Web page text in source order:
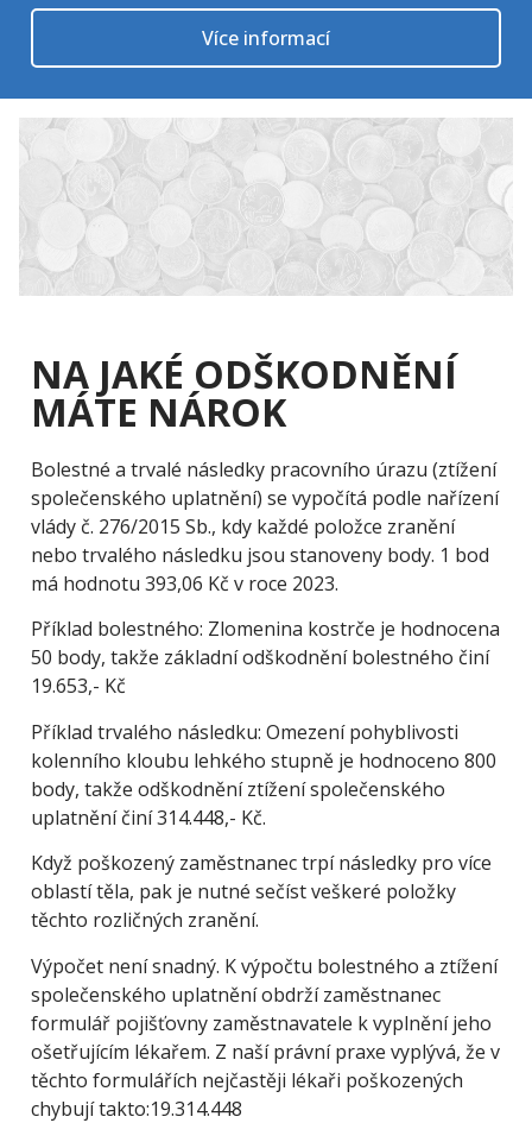
Více informací
NA JAKÉ ODŠKODNĚNÍ
MÁTE NÁROK
Bolestné a trvalé následky pracovního úrazu (ztížení
společenského uplatnění) se vypočítá podle nařízení
vlády č. 276/2015 Sb., kdy každé položce zranění
nebo trvalého následku jsou stanoveny body. 1 bod
má hodnotu 393,06 Kč v roce 2023.
Příklad bolestného: Zlomenina kostrče je hodnocena
50 body, takže základní odškodnění bolestného činí
19.653,- Kč
Příklad trvalého následku: Omezení pohyblivosti
kolenního kloubu lehkého stupně je hodnoceno 800
body, takže odškodnění ztížení společenského
uplatnění činí 314.448,- Kč.
Když poškozený zaměstnanec trpí následky pro více
oblastí těla, pak je nutné sečíst veškeré položky
těchto rozličných zranění.
Výpočet není snadný. K výpočtu bolestného a ztížení
společenského uplatnění obdrží zaměstnanec
formulář pojišťovny zaměstnavatele k vyplnění jeho
ošetřujícím lékařem. Z naší právní praxe vyplývá, že v
těchto formulářích nejčastěji lékaři poškozených
chybují takto:19.314.448